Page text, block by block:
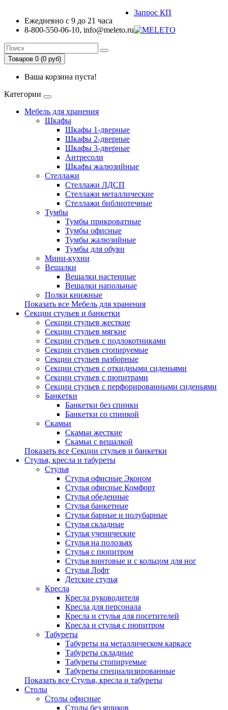
Ежедневно с 9 до 21 часа
8-800-550-06-10, info@meleto.ru
Запрос КП
Товаров 0 (0 pуб)
Ваша корзина пуста!
Категории
Мебель для хранения
Шкафы
Шкафы 1-дверные
Шкафы 2-дверные
Шкафы 3-дверные
Антресоли
Шкафы жалюзийные
Стеллажи
Стеллажи ЛДСП
Стеллажи металлические
Стеллажи библиотечные
Тумбы
Тумбы прикроватные
Тумбы офисные
Тумбы жалюзийные
Тумбы для обуви
Мини-кухни
Вешалки
Вешалки настенные
Вешалки напольные
Полки книжные
Показать все Мебель для хранения
Секции стульев и банкетки
Секции стульев жесткие
Секции стульев мягкие
Секции стульев с подлокотниками
Секции стульев стопируемые
Секции стульев разборные
Секции стульев с откидными сиденьями
Секции стульев с пюпитрами
Секции стульев с перфорированными сиденьями
Банкетки
Банкетки без спинки
Банкетки со спинкой
Скамьи
Скамьи жесткие
Скамьи с вешалкой
Показать все Секции стульев и банкетки
Стулья, кресла и табуреты
Стулья
Стулья офисные Эконом
Стулья офисные Комфорт
Стулья обеденные
Стулья банкетные
Стулья барные и полубарные
Стулья складные
Стулья ученические
Стулья на полозьях
Стулья с пюпитром
Стулья винтовые и с кольцом для ног
Стулья Лофт
Детские стулья
Кресла
Кресла руководителя
Кресла для персонала
Кресла и стулья для посетителей
Кресла и стулья с пюпитром
Табуреты
Табуреты на металлическом каркасе
Табуреты складные
Табуреты стопируемые
Табуреты специализированные
Показать все Стулья, кресла и табуреты
Столы
Столы офисные
Столы без ящиков